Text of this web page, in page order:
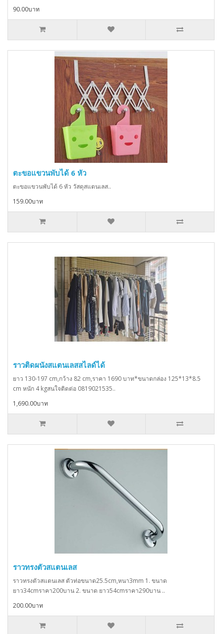
90.00บาท
ตะขอแขวนพับได้ 6 หัว
ตะขอแขวนพับได้ 6 หัว วัสดุสแตนเลส..
159.00บาท
ราวติดผนังสแตนเลสสไลด์ได้
ยาว 130-197 cm,กว้าง 82 cm,ราคา 1690 บาท*ขนาดกล่อง 125*13*8.5
cm หนัก 4 kgสนใจติดต่อ 0819021535..
1,690.00บาท
ราวทรงตัวสแตนเลส
ราวทรงตัวสแตนเลส ตัวท่อขนาด25.5cm,หนา3mm 1. ขนาด
ยาว34cmราคา200บาน 2. ขนาด ยาว54cmราคา290บาน ..
200.00บาท